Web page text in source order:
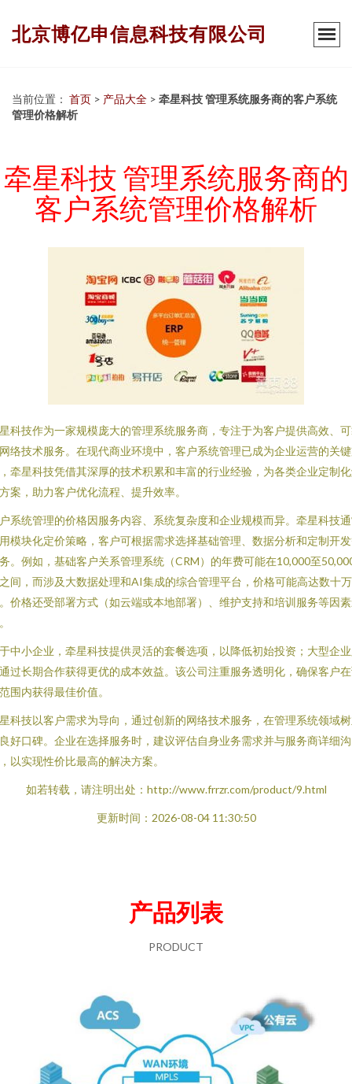
北京博亿申信息科技有限公司
当前位置： 首页 > 产品大全 > 牵星科技 管理系统服务商的客户系统
管理价格解析
牵星科技 管理系统服务商的
客户系统管理价格解析
科技作为一家规模庞大的管理系统服务商，专注于为客户提供高效、
络技术服务。在现代商业环境中，客户系统管理已成为企业运营的关
牵星科技凭借其深厚的技术积累和丰富的行业经验，为各类企业定制
案，助力客户优化流程、提升效率。
系统管理的价格因服务内容、系统复杂度和企业规模而异。牵星科技
模块化定价策略，客户可根据需求选择基础管理、数据分析和定制开
。例如，基础客户关系管理系统（CRM）的年费可能在10,000至
间，而涉及大数据处理和AI集成的综合管理平台，价格可能高达数十万
价格还受部署方式（如云端或本地部署）、维护支持和培训服务等因
中小企业，牵星科技提供灵活的套餐选项，以降低初始投资；大型企
过长期合作获得更优的成本效益。该公司注重服务透明化，确保客户
围内获得最佳价值。
科技以客户需求为导向，通过创新的网络技术服务，在管理系统领域
好口碑。企业在选择服务时，建议评估自身业务需求并与服务商详细沟
以实现性价比最高的解决方案。
如若转载，请注明出处：http://www.frrzr.com/product/9.html
更新时间：2026-08-04 11:30:50
产品列表
PRODUCT